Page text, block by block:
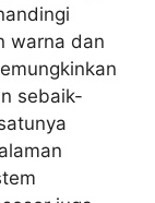
warna dan
sebaik-